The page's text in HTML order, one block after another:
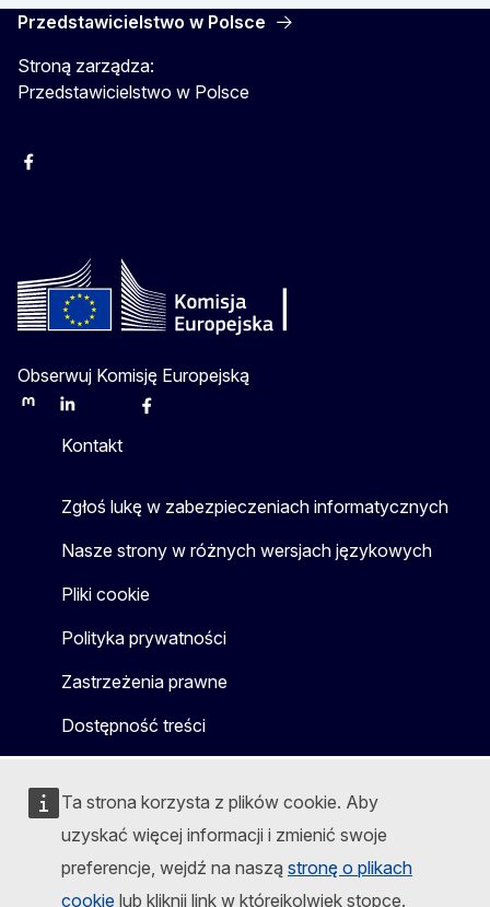
Ta strona korzysta z plików cookie. Aby
uzyskać więcej informacji i zmienić swoje
preferencje, wejdź na naszą stronę o plikach
cookie lub kliknij link w którejkolwiek stopce.
Przedstawicielstwo w Polsce
Stroną zarządza:
Przedstawicielstwo w Polsce
Facebook
Obserwuj Komisję Europejską
MastodonLinkedInBlueskyFacebook
Kontakt
Zgłoś lukę w zabezpieczeniach informatycznych
Nasze strony w różnych wersjach językowych
Pliki cookie
Polityka prywatności
Zastrzeżenia prawne
Dostępność treści